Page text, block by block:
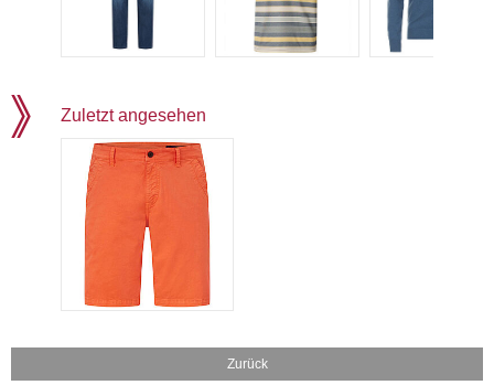
Zuletzt angesehen
Zurück